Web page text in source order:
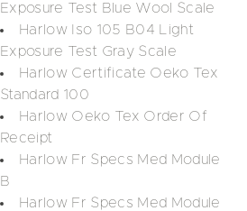
Exposure Test Blue Wool Scale
Harlow Iso 105 B04 Light
Exposure Test Gray Scale
Harlow Certificate Oeko Tex
Standard 100
Harlow Oeko Tex Order Of
Receipt
Harlow Fr Specs Med Module
B
Harlow Fr Specs Med Module